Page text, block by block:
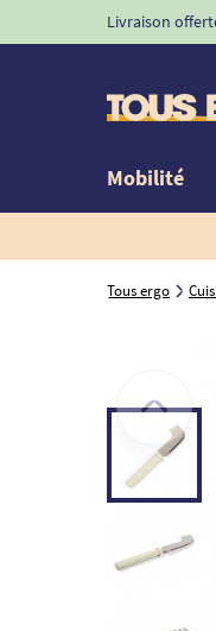
Livraison
Mobilité
Tous ergo